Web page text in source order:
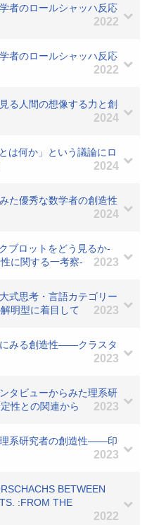
者のロールシャッハ反応
2022
者のロールシャッハ反応
2022
る人間の想像する力と創
2024
は何か」という議論にロ
2024
た優秀な数学者の創造性
2024
ブロットをどう見るか‐
に関する一考察‐
2023
式思考・言語カテゴリー
明型に着目して
2023
みる創造性――クラスタ
2023
タビューからみた理系研
性との関連から
2023
系研究者の創造性――印
2023
BETWEEN
:FROM THE
2022